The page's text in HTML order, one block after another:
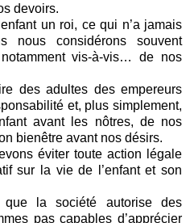
devoirs.
un roi, ce qui n’a jamais
nous considérons souvent
vis-à-vis… de nos
des adultes des empereurs
et, plus simplement,
avant les nôtres, de nos
bienêtre avant nos désirs.
éviter toute action légale
sur la vie de l’enfant et son
la société autorise des
pas capables d’apprécier